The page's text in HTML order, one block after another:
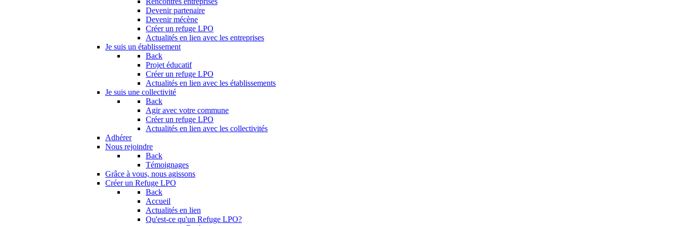
Devenir partenaire
Devenir mécène
Créer un refuge LPO
Actualités en lien avec les entreprises
Je suis un établissement
Back
Projet éducatif
Créer un refuge LPO
Actualités en lien avec les établissements
Je suis une collectivité
Back
Agir avec votre commune
Créer un refuge LPO
Actualités en lien avec les collectivités
Adhérer
Nous rejoindre
Back
Témoignages
Grâce à vous, nous agissons
Créer un Refuge LPO
Back
Accueil
Actualités en lien
Qu'est-ce qu'un Refuge LPO?